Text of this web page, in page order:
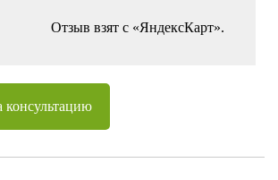
Отзыв взят с «ЯндексКарт».
консультацию